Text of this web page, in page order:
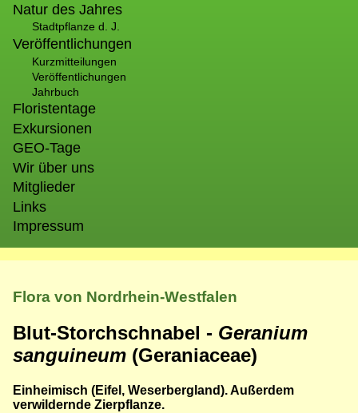
Natur des Jahres
Stadtpflanze d. J.
Veröffentlichungen
Kurzmitteilungen
Veröffentlichungen
Jahrbuch
Floristentage
Exkursionen
GEO-Tage
Wir über uns
Mitglieder
Links
Impressum
Flora von Nordrhein-Westfalen
Blut-Storchschnabel - Geranium
sanguineum (Geraniaceae)
Einheimisch (Eifel, Weserbergland). Außerdem
verwildernde Zierpflanze.